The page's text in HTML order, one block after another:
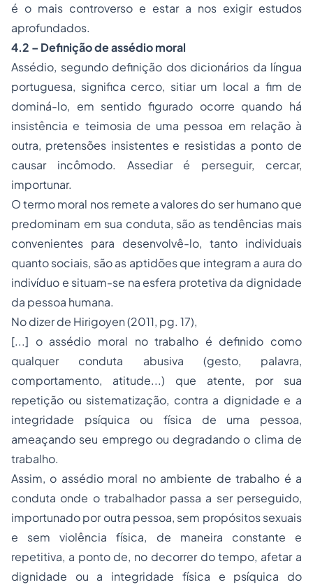
é o mais controverso e estar a nos exigir estudos
aprofundados.
4.2 – Definição de assédio moral
Assédio, segundo definição dos dicionários da língua
portuguesa, significa cerco, sitiar um local a fim de
dominá-lo, em sentido figurado ocorre quando há
insistência e teimosia de uma pessoa em relação à
outra, pretensões insistentes e resistidas a ponto de
causar incômodo. Assediar é perseguir, cercar,
importunar.
O termo moral nos remete a valores do ser humano que
predominam em sua conduta, são as tendências mais
convenientes para desenvolvê-lo, tanto individuais
quanto sociais, são as aptidões que integram a aura do
indivíduo e situam-se na esfera protetiva da dignidade
da pessoa humana.
No dizer de Hirigoyen (2011, pg. 17),
[...] o assédio moral no trabalho é definido como
qualquer conduta abusiva (gesto, palavra,
comportamento, atitude...) que atente, por sua
repetição ou sistematização, contra a dignidade e a
integridade psíquica ou física de uma pessoa,
ameaçando seu emprego ou degradando o clima de
trabalho.
Assim, o assédio moral no ambiente de trabalho é a
conduta onde o trabalhador passa a ser perseguido,
importunado por outra pessoa, sem propósitos sexuais
e sem violência física, de maneira constante e
repetitiva, a ponto de, no decorrer do tempo, afetar a
dignidade ou a integridade física e psíquica do